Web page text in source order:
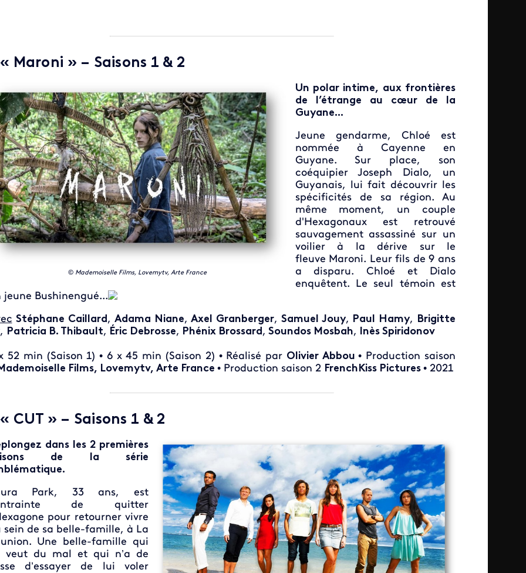
Maroni » – Saisons 1 & 2
© Mademoiselle Films, Lovemytv, Arte France
Un polar intime, aux frontières
de l’étrange au cœur de la
Guyane...
Jeune gendarme, Chloé est
nommée à Cayenne en
Guyane. Sur place, son
coéquipier Joseph Dialo, un
Guyanais, lui fait découvrir les
spécificités de sa région. Au
même moment, un couple
d'Hexagonaux est retrouvé
sauvagement assassiné sur un
voilier à la dérive sur le
fleuve Maroni. Leur fils de 9 ans
a disparu. Chloé et Dialo
enquêtent. Le seul témoin est
jeune Bushinengué...
Stéphane Caillard, Adama Niane, Axel Granberger, Samuel Jouy, Paul Hamy, Brigitte
, Patricia B. Thibault, Éric Debrosse, Phénix Brossard, Soundos Mosbah, Inès Spiridonov
52 min (Saison 1) • 6 x 45 min (Saison 2) • Réalisé par Olivier Abbou• Production saison
Films, Lovemytv, Arte France • Production saison 2 FrenchKiss Pictures • 2021
CUT » – Saisons 1 & 2
dans les 2 premières
de la série
Park, 33 ans, est
de quitter
pour retourner vivre
sein de sa belle-famille, à La
Une belle-famille qui
veut du mal et qui n’a de
d’essayer de lui voler